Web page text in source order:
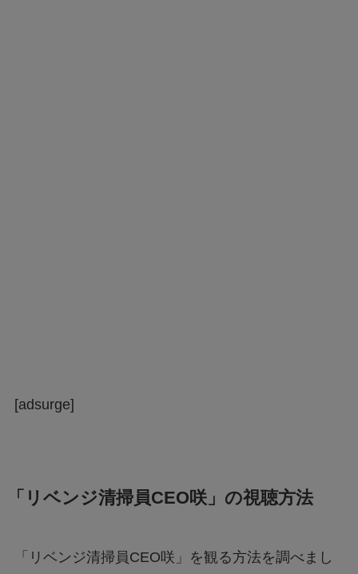
[adsurge]
「リベンジ清掃員CEO咲」の視聴方法
「リベンジ清掃員CEO咲」を観る方法を調べまし